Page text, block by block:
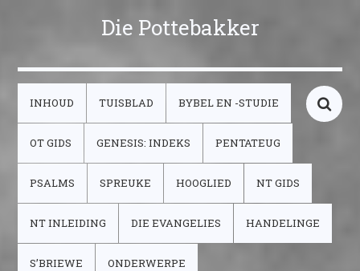
Die Pottebakker
INHOUD TUISBLAD BYBEL EN -STUDIE
OT GIDS GENESIS: INDEKS PENTATEUG
PSALMS SPREUKE HOOGLIED NT GIDS
NT INLEIDING DIE EVANGELIES HANDELINGE
S’BRIEWE ONDERWERPE